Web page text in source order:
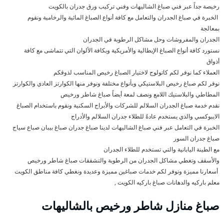
رخيصة جداً عبر فني صباغ الشاليهات وفني تركيب ورق جدران بالكويت
الخبرة في صباغ الجدران والتعامل مع كافة أنواع الصباغ المائية والرخامية ونقوم
بمعالجة
الجدران والمفروشات وحل مشاكل الرطوبة في الجدران
نستورد كافة أنواع الصباغ الإيطالية والأمريكية وبكافة الألوان التي تتماشى مع كافة
أذواق
العملاء كما نوفر لكم كاتولوج لاختيار الصباغ رخيص المناسب لذوقكم
نوفر لكم صباغ رخيص البلاستيكي وبأنواع مختلفة ونوفر منها الكوارتز العادي والكوارتز
المطاطي والبلاستيك اللامع ونصف لمعة أيضاً صباغ شاطر ورخيص
نقدم خدمة صباغ الجدران السلالم للشركات والأبراج السكنية ونقوم باستخدام الصباغ
الايبوكسي والذي يستخدم عادةً للطلاء جدران السلالم والأدراج
الخبرة في التعامل عبر فني صباغ الشاليهات لدينا صباغ جدران صباغ بيبان صباع سياج
صباغ جدران السور
مع الطينة اليابانية والتي تستخدم للطلاء الجدران
والأسقف وتغطي مشاكل الجدران من الرطوبة والتشققات صباغ شاطر ورخيص
أسعارنا مميزة ونوفر لكم خدمات صباغين مميزة وعديدة ونغطي كافة مناطق الكويت
معلم باركيه والدهانات صباغ باركيه الكويت ,
صباغ منازل شاطر ورخيص بالشاليهات